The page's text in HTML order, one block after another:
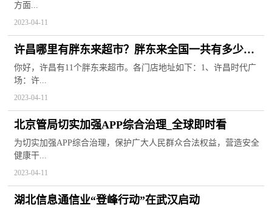
方面...
2023-04-11
许昌哪里有胖东来超市？胖东来全国一共有多少家
店？
你好，许昌有11个胖东来超市。各门店地址如下：1、许昌时代广
场：许...
2023-04-11
北京管局切实加强APP综合治理_全球即时看
为切实加强APP综合治理，保护广大人民群众合法权益，营造安全
健康干...
2023-04-11
湖北信息通信业“登峰行动”在武汉启动